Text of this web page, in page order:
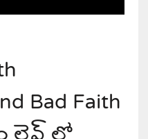
Bad Faith